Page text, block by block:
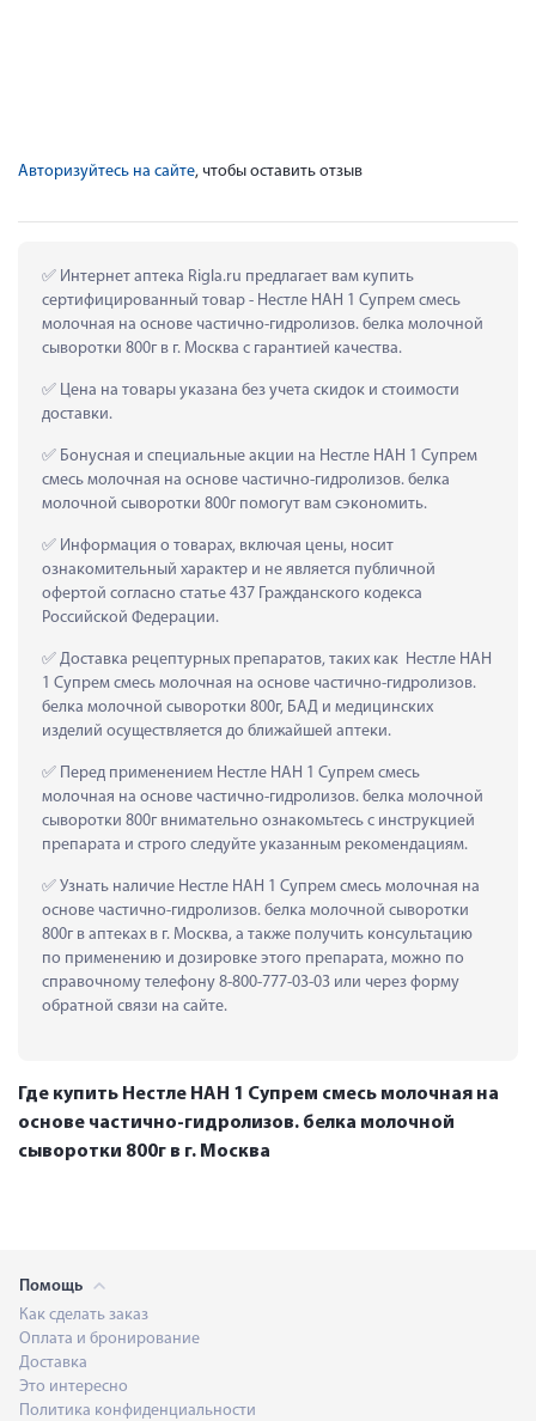
Авторизуйтесь на сайте, чтобы оставить отзыв
Интернет аптека Rigla.ru предлагает вам купить
сертифицированный товар - Нестле НАН 1 Супрем смесь
молочная на основе частично-гидролизов. белка молочной
сыворотки 800г в г. Москва с гарантией качества.
Цена на товары указана без учета скидок и стоимости
доставки.
Бонусная и специальные акции на Нестле НАН 1 Супрем
смесь молочная на основе частично-гидролизов. белка
молочной сыворотки 800г помогут вам сэкономить.
Информация о товарах, включая цены, носит
ознакомительный характер и не является публичной
офертой согласно статье 437 Гражданского кодекса
Российской Федерации.
Доставка рецептурных препаратов, таких как  Нестле НАН
1 Супрем смесь молочная на основе частично-гидролизов.
белка молочной сыворотки 800г, БАД и медицинских
изделий осуществляется до ближайшей аптеки.
Перед применением Нестле НАН 1 Супрем смесь
молочная на основе частично-гидролизов. белка молочной
сыворотки 800г внимательно ознакомьтесь с инструкцией
препарата и строго следуйте указанным рекомендациям.
Узнать наличие Нестле НАН 1 Супрем смесь молочная на
основе частично-гидролизов. белка молочной сыворотки
800г в аптеках в г. Москва, а также получить консультацию
по применению и дозировке этого препарата, можно по
справочному телефону 8-800-777-03-03 или через форму
обратной связи на сайте.
Где купить Нестле НАН 1 Супрем смесь молочная на
основе частично-гидролизов. белка молочной
сыворотки 800г в г. Москва
Помощь
Как сделать заказ
Оплата и бронирование
Доставка
Это интересно
Политика конфиденциальности